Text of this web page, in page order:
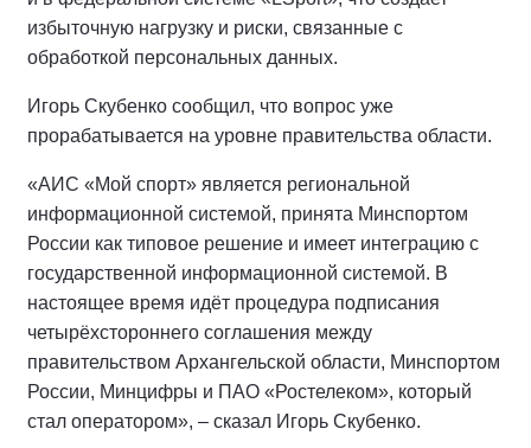
избыточную нагрузку и риски, связанные с
обработкой персональных данных.
Игорь Скубенко сообщил, что вопрос уже
прорабатывается на уровне правительства области.
«АИС «Мой спорт» является региональной
информационной системой, принята Минспортом
России как типовое решение и имеет интеграцию с
государственной информационной системой. В
настоящее время идёт процедура подписания
четырёхстороннего соглашения между
правительством Архангельской области, Минспортом
России, Минцифры и ПАО «Ростелеком», который
стал оператором», – сказал Игорь Скубенко.